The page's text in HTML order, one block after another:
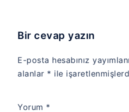
Bir cevap yazın
E-posta hesabınız
alanlar * ile
Yorum *